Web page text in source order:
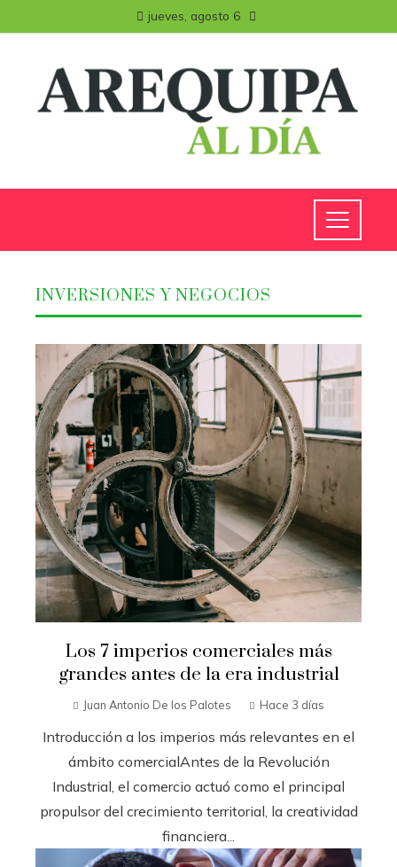
jueves, agosto 6
INVERSIONES Y NEGOCIOS
Los 7 imperios comerciales más
grandes antes de la era industrial
Juan Antonio De los Palotes Hace 3 días
Introducción a los imperios más relevantes en el
ámbito comercialAntes de la Revolución
Industrial, el comercio actuó como el principal
propulsor del crecimiento territorial, la creatividad
financiera...